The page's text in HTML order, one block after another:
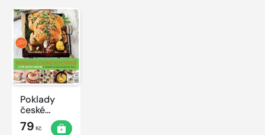
Poklady
české
kuchyně
79 Kč